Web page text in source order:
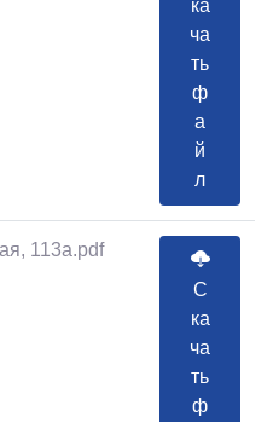
ка
ча
ть
ф
а
й
л
113а.pdf
С
ка
ча
ть
ф